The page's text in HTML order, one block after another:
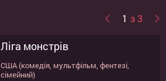
1 з 3
Ліга монстрів
США (комедія, мультфільм, фентезі,
сімейний)
Мистецтво обману
США (трилер, кримінал)
Серьёзный человек
США, Франция, Великобритания (драма)